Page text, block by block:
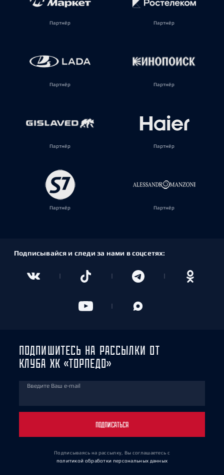
Партнёр Партнёр
Партнёр Партнёр
Партнёр Партнёр
Партнёр Партнёр
Подписывайся и следи за нами в соцсетях:
ПОДПИШИТЕСЬ НА РАССЫЛКИ ОТ
КЛУБА ХК «ТОРПЕДО»
Введите Ваш e-mail
ПОДПИСАТЬСЯ
Подписываясь на рассылку, Вы соглашаетесь с
политикой обработки персональных данных